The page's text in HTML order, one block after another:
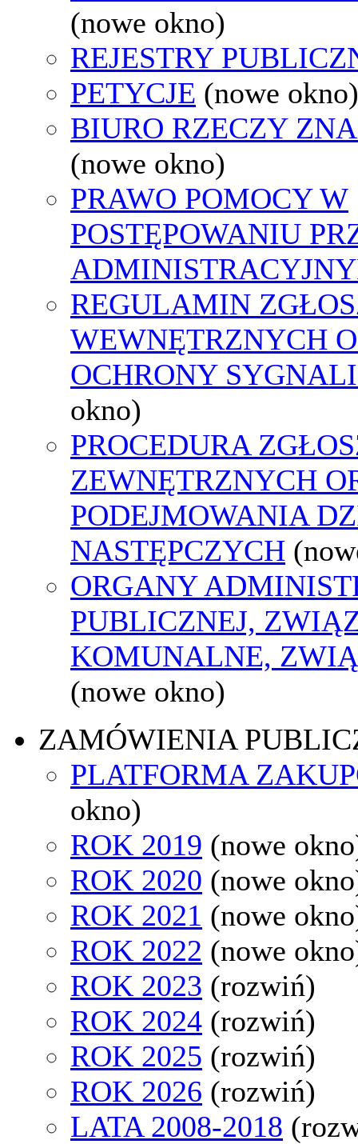
(nowe okno)
REJESTRY
PETYCJE (nowe okno)
BIURO RZECZY
(nowe okno)
PRAWO POMOCY W
POSTĘPOWANIU
REGULAMIN
WEWNĘTRZNYCH
OCHRONY
okno)
PROCEDURA
ZEWNĘTRZNYCH
PODEJMOWANIA
NASTĘPCZYCH
ORGANY
PUBLICZNEJ,
KOMUNALNE,
(nowe okno)
ZAMÓWIENIA
PLATFORMA
okno)
ROK 2019 (nowe
ROK 2020 (nowe
ROK 2021 (nowe
ROK 2022 (nowe
ROK 2023 (rozwiń)
ROK 2024 (rozwiń)
ROK 2025 (rozwiń)
ROK 2026 (rozwiń)
LATA 2008-2018